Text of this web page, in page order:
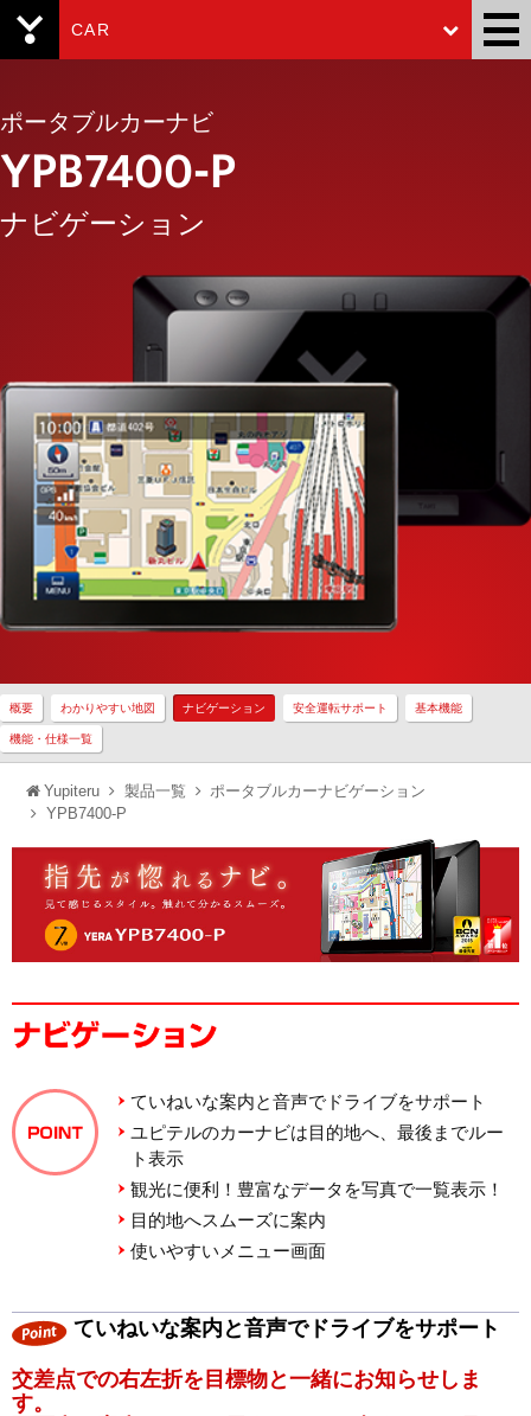
CAR
ポータブルカーナビ
YPB7400-P
ナビゲーション
概要 わかりやすい地図 ナビゲーション 安全運転サポート 基本機能
機能・仕様一覧
Yupiteru 製品一覧
ポータブルカーナビゲーション
YPB7400-P
ていねいな案内と音声でドライブをサポート
ユピテルのカーナビは目的地へ、最後までルー
ト表示
観光に便利！豊富なデータを写真で一覧表示！
目的地へスムーズに案内
使いやすいメニュー画面
ていねいな案内と音声でドライブをサポート
交差点での右左折を目標物と一緒にお知らせしま
す。